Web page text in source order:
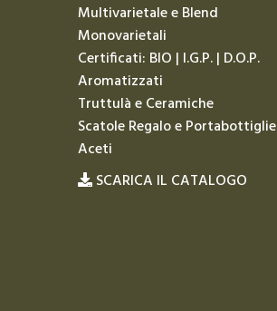
Multivarietale e Blend
Monovarietali
Certificati: BIO | I.G.P. | D.O.P.
Aromatizzati
Truttulà e Ceramiche
Scatole Regalo e Portabottiglie
Aceti
SCARICA IL CATALOGO